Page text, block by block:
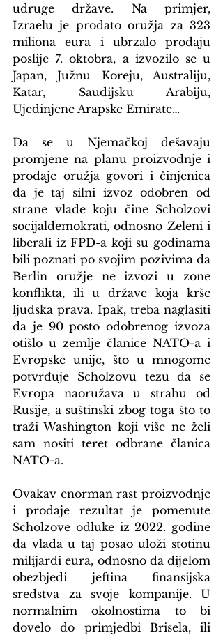
udruge države. Na primjer,
Izraelu je prodato oružja za 323
miliona eura i ubrzalo prodaju
poslije 7. oktobra, a izvozilo se u
Japan, Južnu Koreju, Australiju,
Katar, Saudijsku Arabiju,
Ujedinjene Arapske Emirate…
Da se u Njemačkoj dešavaju
promjene na planu proizvodnje i
prodaje oružja govori i činjenica
da je taj silni izvoz odobren od
strane vlade koju čine Scholzovi
socijaldemokrati, odnosno Zeleni i
liberali iz FPD-a koji su godinama
bili poznati po svojim pozivima da
Berlin oružje ne izvozi u zone
konflikta, ili u države koja krše
ljudska prava. Ipak, treba naglasiti
da je 90 posto odobrenog izvoza
otišlo u zemlje članice NATO-a i
Evropske unije, što u mnogome
potvrđuje Scholzovu tezu da se
Evropa naoružava u strahu od
Rusije, a suštinski zbog toga što to
traži Washington koji više ne želi
sam nositi teret odbrane članica
NATO-a.
Ovakav enorman rast proizvodnje
i prodaje rezultat je pomenute
Scholzove odluke iz 2022. godine
da vlada u taj posao uloži stotinu
milijardi eura, odnosno da dijelom
obezbjedi jeftina finansijska
sredstva za svoje kompanije. U
normalnim okolnostima to bi
dovelo do primjedbi Brisela, ili